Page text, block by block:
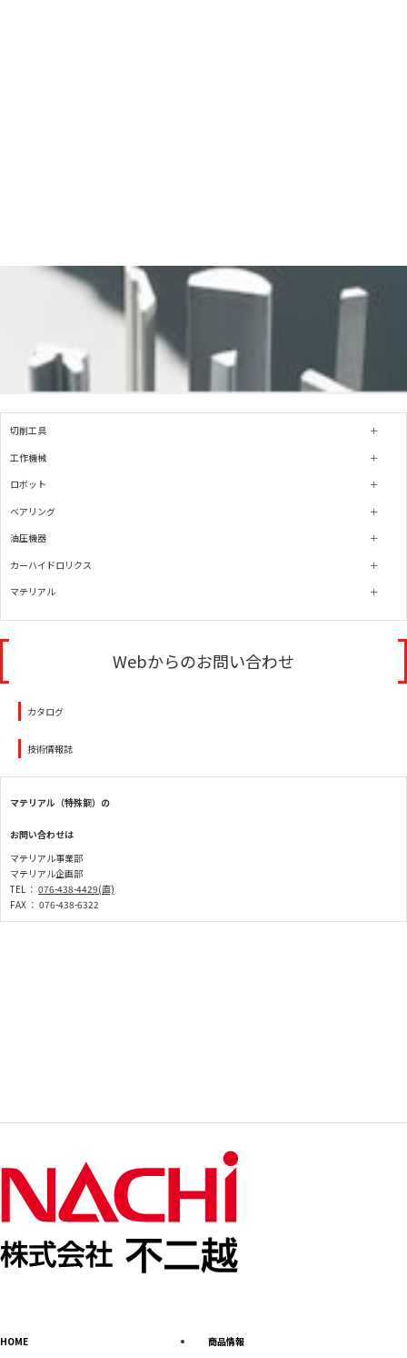
切削工具
工作機械
ロボット
ベアリング
油圧機器
カーハイドロリクス
マテリアル
Webからのお問い合わせ
カタログ
技術情報誌
マテリアル（特殊鋼）の
お問い合わせは
マテリアル事業部
マテリアル企画部
TEL ： 076-438-4429(直)
FAX ： 076-438-6322
HOME
商品情報